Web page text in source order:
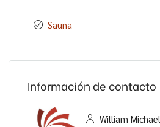
Sauna
Información de contacto
William Michael